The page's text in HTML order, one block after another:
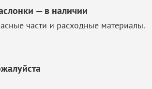
— в наличии
части и расходные материалы.